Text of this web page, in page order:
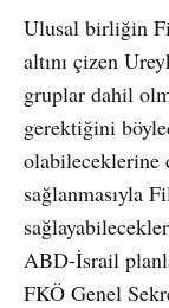
Ulusal birliğin
altını çizen
gruplar dahil
gerektiğini
sağlanmasıyla
ABD-İsrail
FKÖ Genel